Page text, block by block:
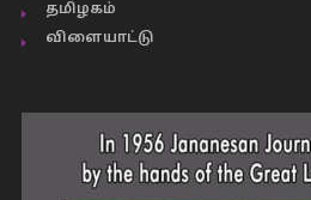
தமிழகம்
விளையாட்டு